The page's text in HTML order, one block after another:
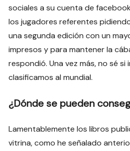
sociales a su cuenta de
los jugadores referentes
una segunda edición con un
impresos y para mantener la
respondió. Una vez más, no sé si
clasificamos al mundial.
¿Dónde se pueden
Lamentablemente los libros
vitrina, como he señalado